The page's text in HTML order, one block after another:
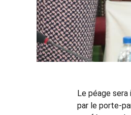
Le péage
par le porte-